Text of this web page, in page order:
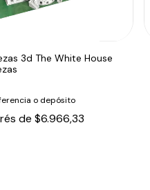
3d The White House
o depósito
de $6.966,33